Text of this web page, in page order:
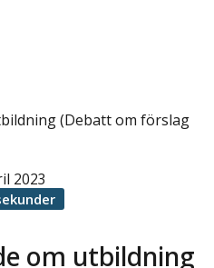
(Debatt om förslag
om utbildning
2023